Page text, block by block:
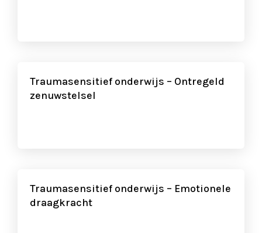
Traumasensitief onderwijs – Ontregeld
zenuwstelsel
Traumasensitief onderwijs – Emotionele
draagkracht